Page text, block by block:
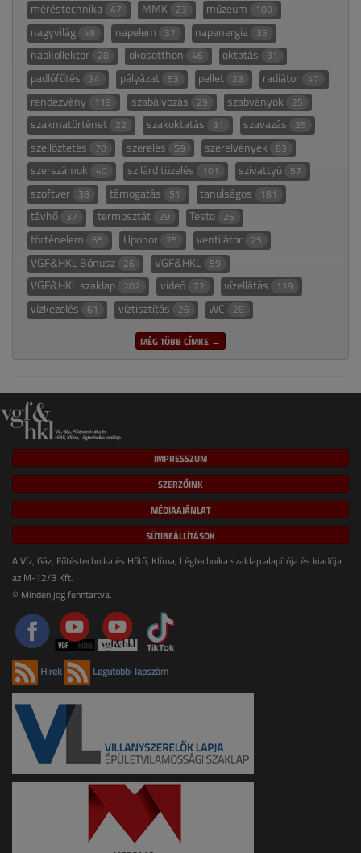
méréstechnika 47 MMK 23 múzeum 100
nagyvilág 49 napelem 37 napenergia 35
napkollektor 28 okosotthon 46 oktatás 31
padlófűtés 34 pályázat 53 pellet 28 radiátor 47
rendezvény 119 szabályozás 29 szabványok 25
szakmatörténet 22 szakoktatás 31 szavazás 35
szellőztetés 70 szerelés 59 szerelvények 83
szerszámok 40 szilárd tüzelés 101 szivattyú 57
szoftver 38 támogatás 51 tanulságos 181
távhő 37 termosztát 29 Testo 26
történelem 65 Uponor 25 ventilátor 25
VGF&HKL Bónusz 26 VGF&HKL 59
VGF&HKL szaklap 202 videó 72 vízellátás 119
vízkezelés 61 víztisztítás 26 WC 28
MÉG TÖBB CÍMKE →
IMPRESSZUM
SZERZŐINK
MÉDIAAJÁNLAT
SÜTIBEÁLLÍTÁSOK
A Víz, Gáz, Fűtéstechnika és Hűtő, Klíma, Légtechnika szaklap alapítója és kiadója
az M-12/B Kft.
© Minden jog fenntartva.
Hírek Legutóbbi lapszám